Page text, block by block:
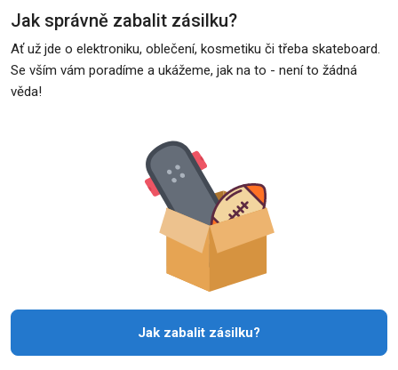
Jak zabalit zásilku?
Jak správně zabalit zásilku?
Ať už jde o elektroniku, oblečení, kosmetiku či třeba skateboard.
Se vším vám poradíme a ukážeme, jak na to - není to žádná
věda!